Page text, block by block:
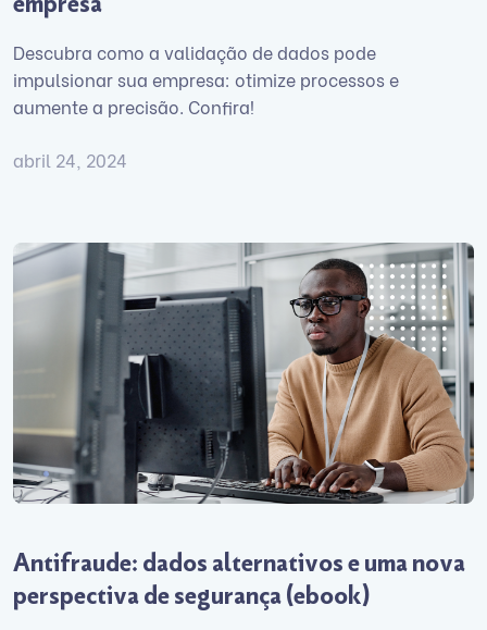
Descubra como a validação de dados pode
impulsionar sua empresa: otimize processos e
aumente a precisão. Confira!
abril 24, 2024
Antifraude: dados alternativos e uma nova
perspectiva de segurança (ebook)